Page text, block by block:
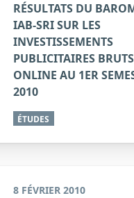
RÉSULTATS DU
IAB-SRI SUR LES
INVESTISSEMENTS
PUBLICITAIRES BRUTS
ONLINE AU 1ER
2010
ÉTUDES
8 FÉVRIER 2010